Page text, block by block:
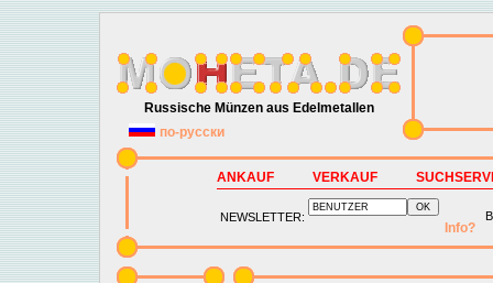
Russische Münzen aus Edelmetallen
по-русски
ANKAUF VERKAUF
NEWSLETTER:
Info?